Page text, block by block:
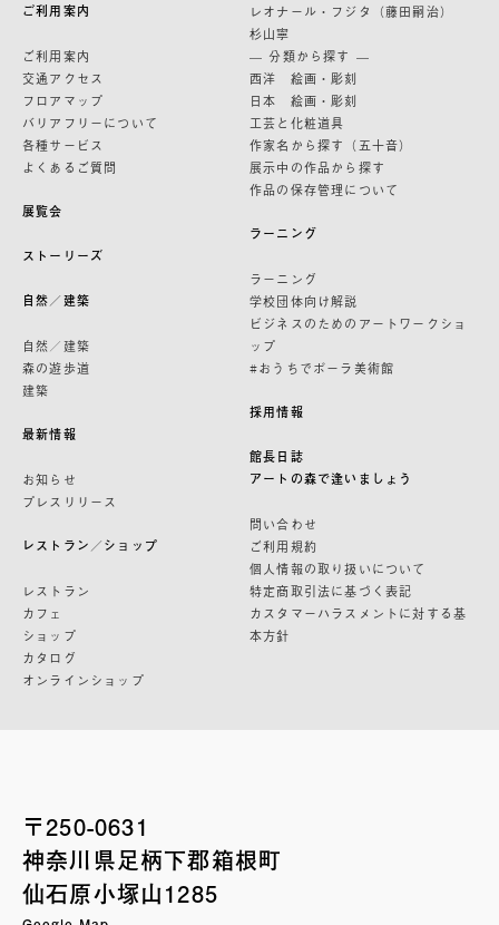
ご利用案内
ご利用案内
交通アクセス
フロアマップ
バリアフリーについて
各種サービス
よくあるご質問
展覧会
ストーリーズ
自然／建築
自然／建築
森の遊歩道
建築
最新情報
お知らせ
プレスリリース
レストラン／ショップ
レストラン
カフェ
ショップ
カタログ
オンラインショップ
レオナール・フジタ（藤田嗣治）
杉山寧
— 分類から探す —
西洋 絵画・彫刻
日本 絵画・彫刻
工芸と化粧道具
作家名から探す（五十音）
展示中の作品から探す
作品の保存管理について
ラーニング
ラーニング
学校団体向け解説
ビジネスのためのアートワークショ
ップ
#おうちでポーラ美術館
採用情報
館長日誌
アートの森で逢いましょう
問い合わせ
ご利用規約
個人情報の取り扱いについて
特定商取引法に基づく表記
カスタマーハラスメントに対する基
本方針
〒250-0631
神奈川県足柄下郡箱根町
仙石原小塚山1285